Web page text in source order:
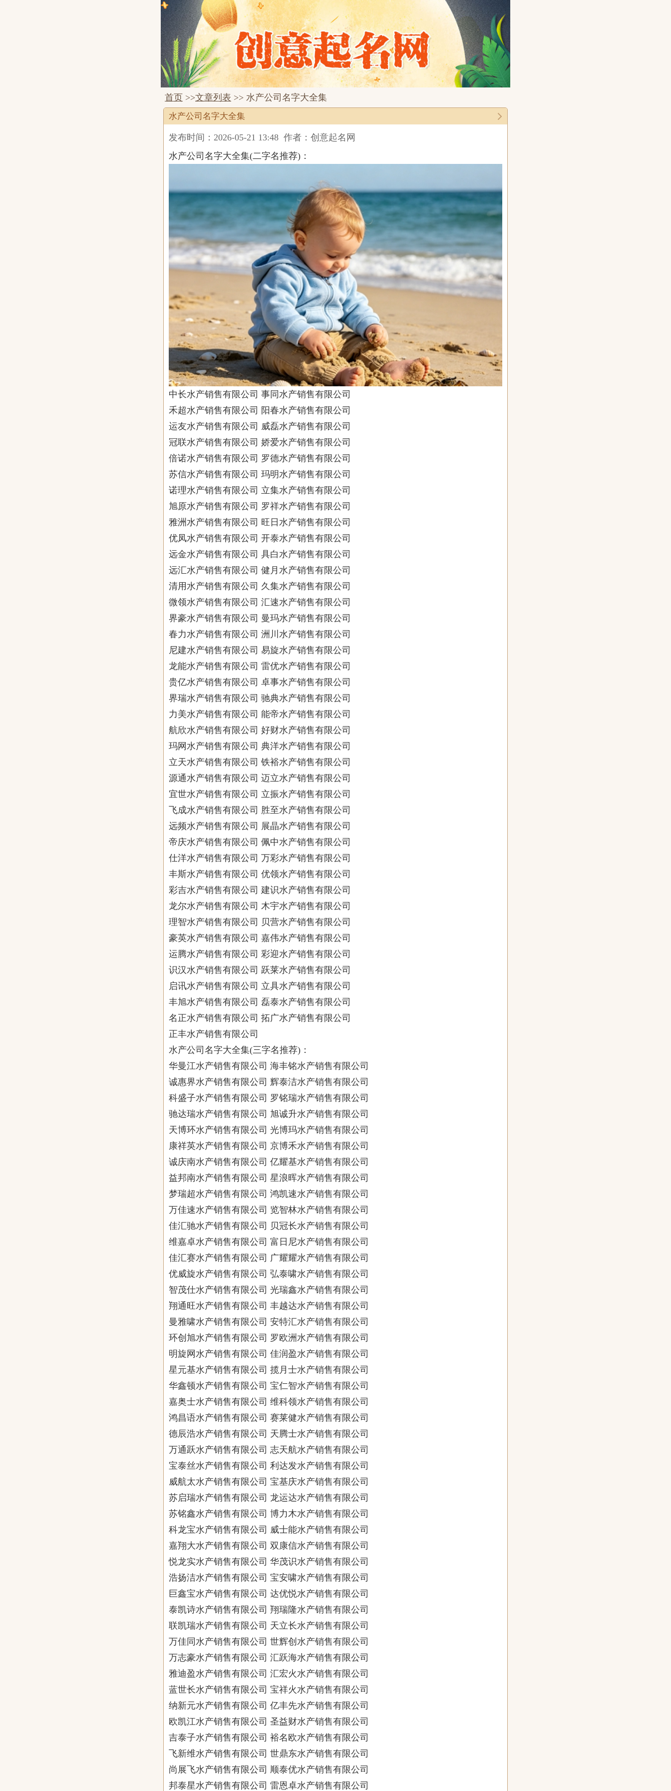
首页 >>文章列表 >> 水产公司名字大全集
水产公司名字大全集
发布时间：2026-05-21 13:48 作者：创意起名网
水产公司名字大全集(二字名推荐)：
中长水产销售有限公司 事同水产销售有限公司
禾超水产销售有限公司 阳春水产销售有限公司
运友水产销售有限公司 威磊水产销售有限公司
冠联水产销售有限公司 娇爱水产销售有限公司
倍诺水产销售有限公司 罗德水产销售有限公司
苏信水产销售有限公司 玛明水产销售有限公司
诺理水产销售有限公司 立集水产销售有限公司
旭原水产销售有限公司 罗祥水产销售有限公司
雅洲水产销售有限公司 旺日水产销售有限公司
优凤水产销售有限公司 开泰水产销售有限公司
远金水产销售有限公司 具白水产销售有限公司
远汇水产销售有限公司 健月水产销售有限公司
清用水产销售有限公司 久集水产销售有限公司
微领水产销售有限公司 汇速水产销售有限公司
界豪水产销售有限公司 曼玛水产销售有限公司
春力水产销售有限公司 洲川水产销售有限公司
尼建水产销售有限公司 易旋水产销售有限公司
龙能水产销售有限公司 雷优水产销售有限公司
贵亿水产销售有限公司 卓事水产销售有限公司
界瑞水产销售有限公司 驰典水产销售有限公司
力美水产销售有限公司 能帝水产销售有限公司
航欣水产销售有限公司 好财水产销售有限公司
玛网水产销售有限公司 典洋水产销售有限公司
立天水产销售有限公司 铁裕水产销售有限公司
源通水产销售有限公司 迈立水产销售有限公司
宜世水产销售有限公司 立振水产销售有限公司
飞成水产销售有限公司 胜至水产销售有限公司
远频水产销售有限公司 展晶水产销售有限公司
帝庆水产销售有限公司 佩中水产销售有限公司
仕洋水产销售有限公司 万彩水产销售有限公司
丰斯水产销售有限公司 优领水产销售有限公司
彩吉水产销售有限公司 建识水产销售有限公司
龙尔水产销售有限公司 木宇水产销售有限公司
理智水产销售有限公司 贝营水产销售有限公司
豪英水产销售有限公司 嘉伟水产销售有限公司
运腾水产销售有限公司 彩迎水产销售有限公司
识汉水产销售有限公司 跃莱水产销售有限公司
启讯水产销售有限公司 立具水产销售有限公司
丰旭水产销售有限公司 磊泰水产销售有限公司
名正水产销售有限公司 拓广水产销售有限公司
正丰水产销售有限公司
水产公司名字大全集(三字名推荐)：
华曼江水产销售有限公司 海丰铭水产销售有限公司
诚惠界水产销售有限公司 辉泰洁水产销售有限公司
科盛子水产销售有限公司 罗铭瑞水产销售有限公司
驰达瑞水产销售有限公司 旭诚升水产销售有限公司
天博环水产销售有限公司 光博玛水产销售有限公司
康祥英水产销售有限公司 京博禾水产销售有限公司
诚庆南水产销售有限公司 亿耀基水产销售有限公司
益邦南水产销售有限公司 星浪晖水产销售有限公司
梦瑞超水产销售有限公司 鸿凯速水产销售有限公司
万佳速水产销售有限公司 览智林水产销售有限公司
佳汇驰水产销售有限公司 贝冠长水产销售有限公司
维嘉卓水产销售有限公司 富日尼水产销售有限公司
佳汇赛水产销售有限公司 广耀耀水产销售有限公司
优威旋水产销售有限公司 弘泰啸水产销售有限公司
智茂仕水产销售有限公司 光瑞鑫水产销售有限公司
翔通旺水产销售有限公司 丰越达水产销售有限公司
曼雅啸水产销售有限公司 安特汇水产销售有限公司
环创旭水产销售有限公司 罗欧洲水产销售有限公司
明旋网水产销售有限公司 佳润盈水产销售有限公司
星元基水产销售有限公司 揽月士水产销售有限公司
华鑫顿水产销售有限公司 宝仁智水产销售有限公司
嘉奥士水产销售有限公司 维科领水产销售有限公司
鸿昌语水产销售有限公司 赛莱健水产销售有限公司
德辰浩水产销售有限公司 天腾士水产销售有限公司
万通跃水产销售有限公司 志天航水产销售有限公司
宝泰丝水产销售有限公司 利达发水产销售有限公司
威航太水产销售有限公司 宝基庆水产销售有限公司
苏启瑞水产销售有限公司 龙运达水产销售有限公司
苏铭鑫水产销售有限公司 博力木水产销售有限公司
科龙宝水产销售有限公司 威士能水产销售有限公司
嘉翔大水产销售有限公司 双康信水产销售有限公司
悦龙实水产销售有限公司 华茂识水产销售有限公司
浩扬洁水产销售有限公司 宝安啸水产销售有限公司
巨鑫宝水产销售有限公司 达优悦水产销售有限公司
泰凯诗水产销售有限公司 翔瑞隆水产销售有限公司
联凯瑞水产销售有限公司 天立长水产销售有限公司
万佳同水产销售有限公司 世辉创水产销售有限公司
万志豪水产销售有限公司 汇跃海水产销售有限公司
雅迪盈水产销售有限公司 汇宏火水产销售有限公司
蓝世长水产销售有限公司 宝祥火水产销售有限公司
纳新元水产销售有限公司 亿丰先水产销售有限公司
欧凯江水产销售有限公司 圣益财水产销售有限公司
吉泰子水产销售有限公司 裕名欧水产销售有限公司
飞新维水产销售有限公司 世鼎东水产销售有限公司
尚展飞水产销售有限公司 顺泰优水产销售有限公司
邦泰星水产销售有限公司 雷恩卓水产销售有限公司